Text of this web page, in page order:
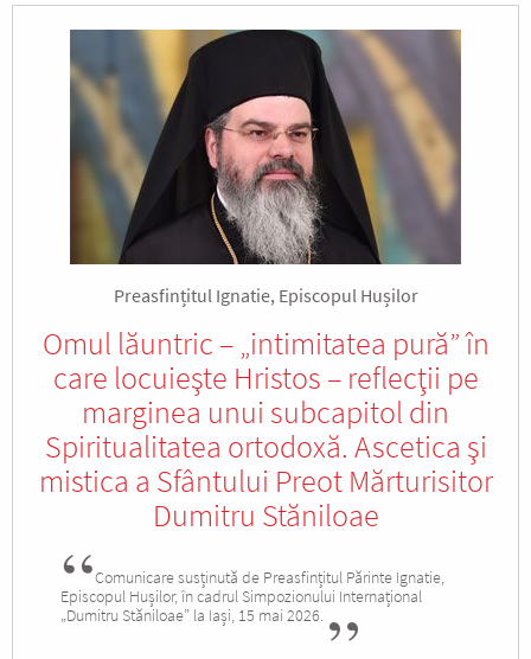
Preasfințitul Ignatie, Episcopul Hușilor
Omul lăuntric – „intimitatea pură” în
care locuieşte Hristos – reflecţii pe
marginea unui subcapitol din
Spiritualitatea ortodoxă. Ascetica şi
mistica a Sfântului Preot Mărturisitor
Dumitru Stăniloae
Comunicare susținută de Preasfințitul Părinte Ignatie,
Episcopul Hușilor, în cadrul Simpozionului Internațional
„Dumitru Stăniloae” la Iași, 15 mai 2026.